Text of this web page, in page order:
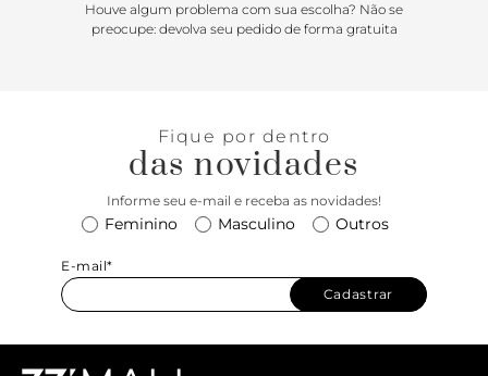
Houve algum problema com sua escolha? Não se
preocupe: devolva seu pedido de forma gratuita
Fique por dentro
das novidades
Informe seu e-mail e receba as novidades!
Feminino Masculino Outros
E-mail*
Cadastrar